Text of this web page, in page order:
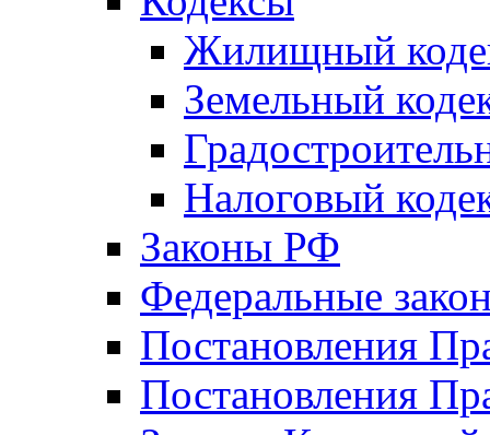
Жилищный
Земельный
Налоговый
Законы РФ
Федеральные
Постановления
Постановления